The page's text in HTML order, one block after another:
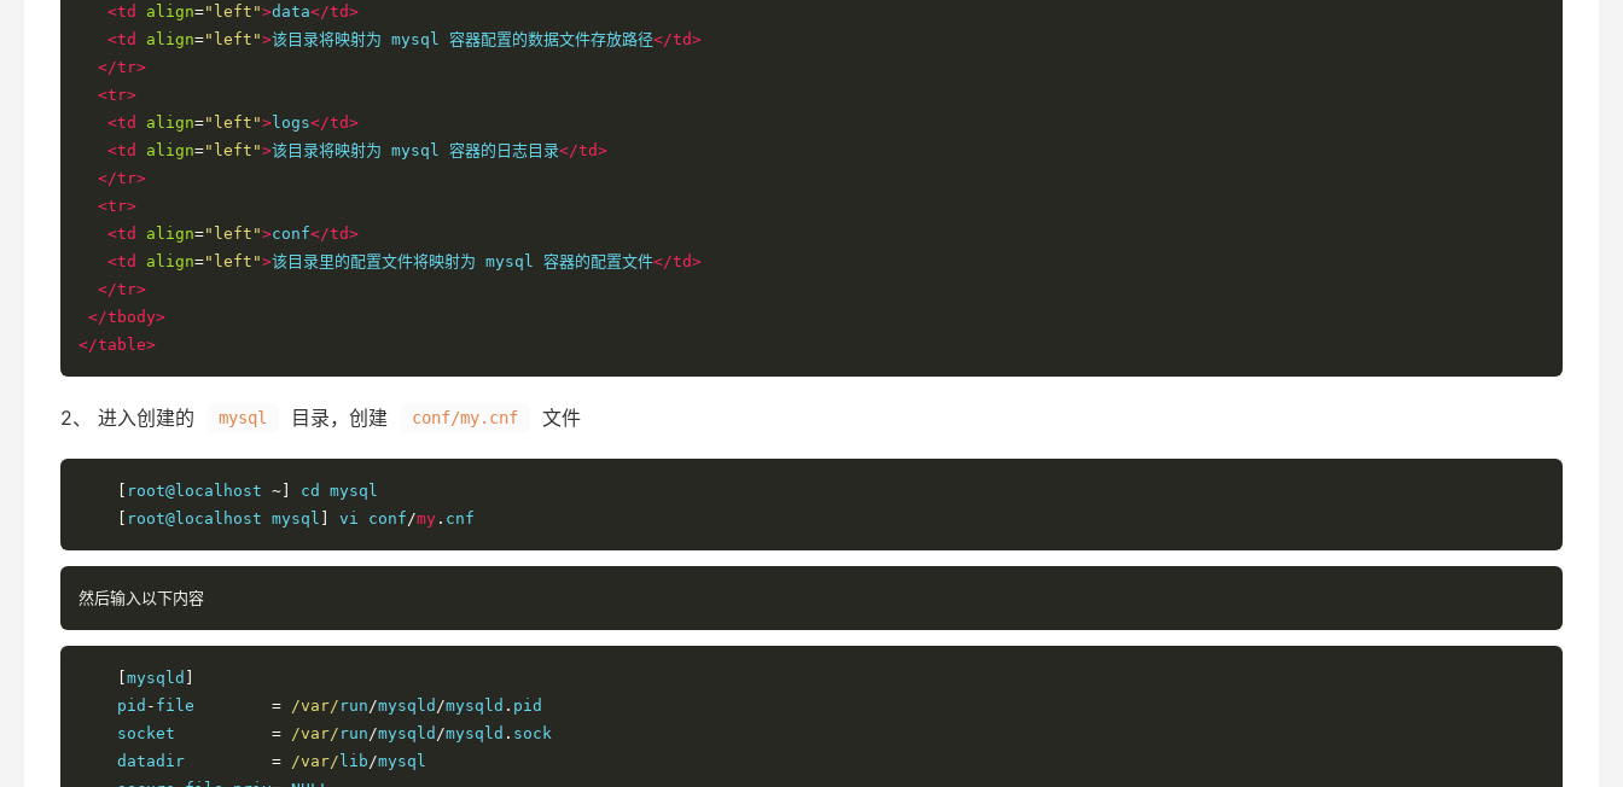
<td
align="left">data</td>
<td
align="left">该目录将映射为 mysql 容器配置的数据文件存放路径</td>
</tr>
<tr>
<td
align="left"> logs</td>
<td
align="left">该目录将映射为 mysql 容器的日志目录</td>
</tr>
<tr>
<td
align="left">conf</td>
<td
align="left">该目录里的配置文件将映射为 mysql 容器的配置文件</td>
</tr>
</tbody>
</table>
2、 进入创建的 mysql 目录，创建 conf/my.cnf 文件
root@localhost ~]
cd mysql
root@localhost mysql vi conf/my . cnf
然后输入以下内容
mysqld
    pid
- file = /var/ run/mysqld /mysqld . pid
    socket
= /var/ run/mysqld /mysqld . sock
    datadir
= /var/ lib/mysql